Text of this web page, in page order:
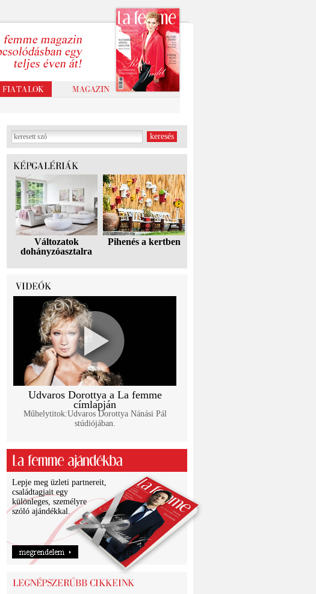
Változatok
dohányzóasztalra
Pihenés a kertben
Udvaros Dorottya a La femme
címlapján
Műhelytitok:Udvaros Dorottya Nánási Pál
stúdiójában.
Lepje meg üzleti partnereit,
családtagjait egy
különleges, személyre
szóló ajándékkal.